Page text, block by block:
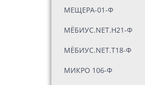
МЕЩЕРА-01-Ф
МЁБИУС.NET.H21-Ф
МЁБИУС.NET.T18-Ф
МИКРО 106-Ф